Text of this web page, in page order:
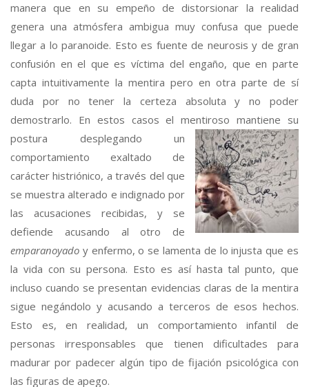
manera que en su empeño de distorsionar la realidad
genera una atmósfera ambigua muy confusa que puede
llegar a lo paranoide. Esto es fuente de neurosis y de gran
confusión en el que es víctima del engaño, que en parte
capta intuitivamente la mentira pero en otra parte de sí
duda por no tener la certeza absoluta y no poder
demostrarlo. En estos casos el mentiroso mantiene su
postura desplegando un
comportamiento exaltado de
carácter histriónico, a través del que
se muestra alterado e indignado por
las acusaciones recibidas, y se
defiende acusando al otro de
emparanoyado y enfermo, o se lamenta de lo injusta que es
la vida con su persona. Esto es así hasta tal punto, que
incluso cuando se presentan evidencias claras de la mentira
sigue negándolo y acusando a terceros de esos hechos.
Esto es, en realidad, un comportamiento infantil de
personas irresponsables que tienen dificultades para
madurar por padecer algún tipo de fijación psicológica con
las figuras de apego.